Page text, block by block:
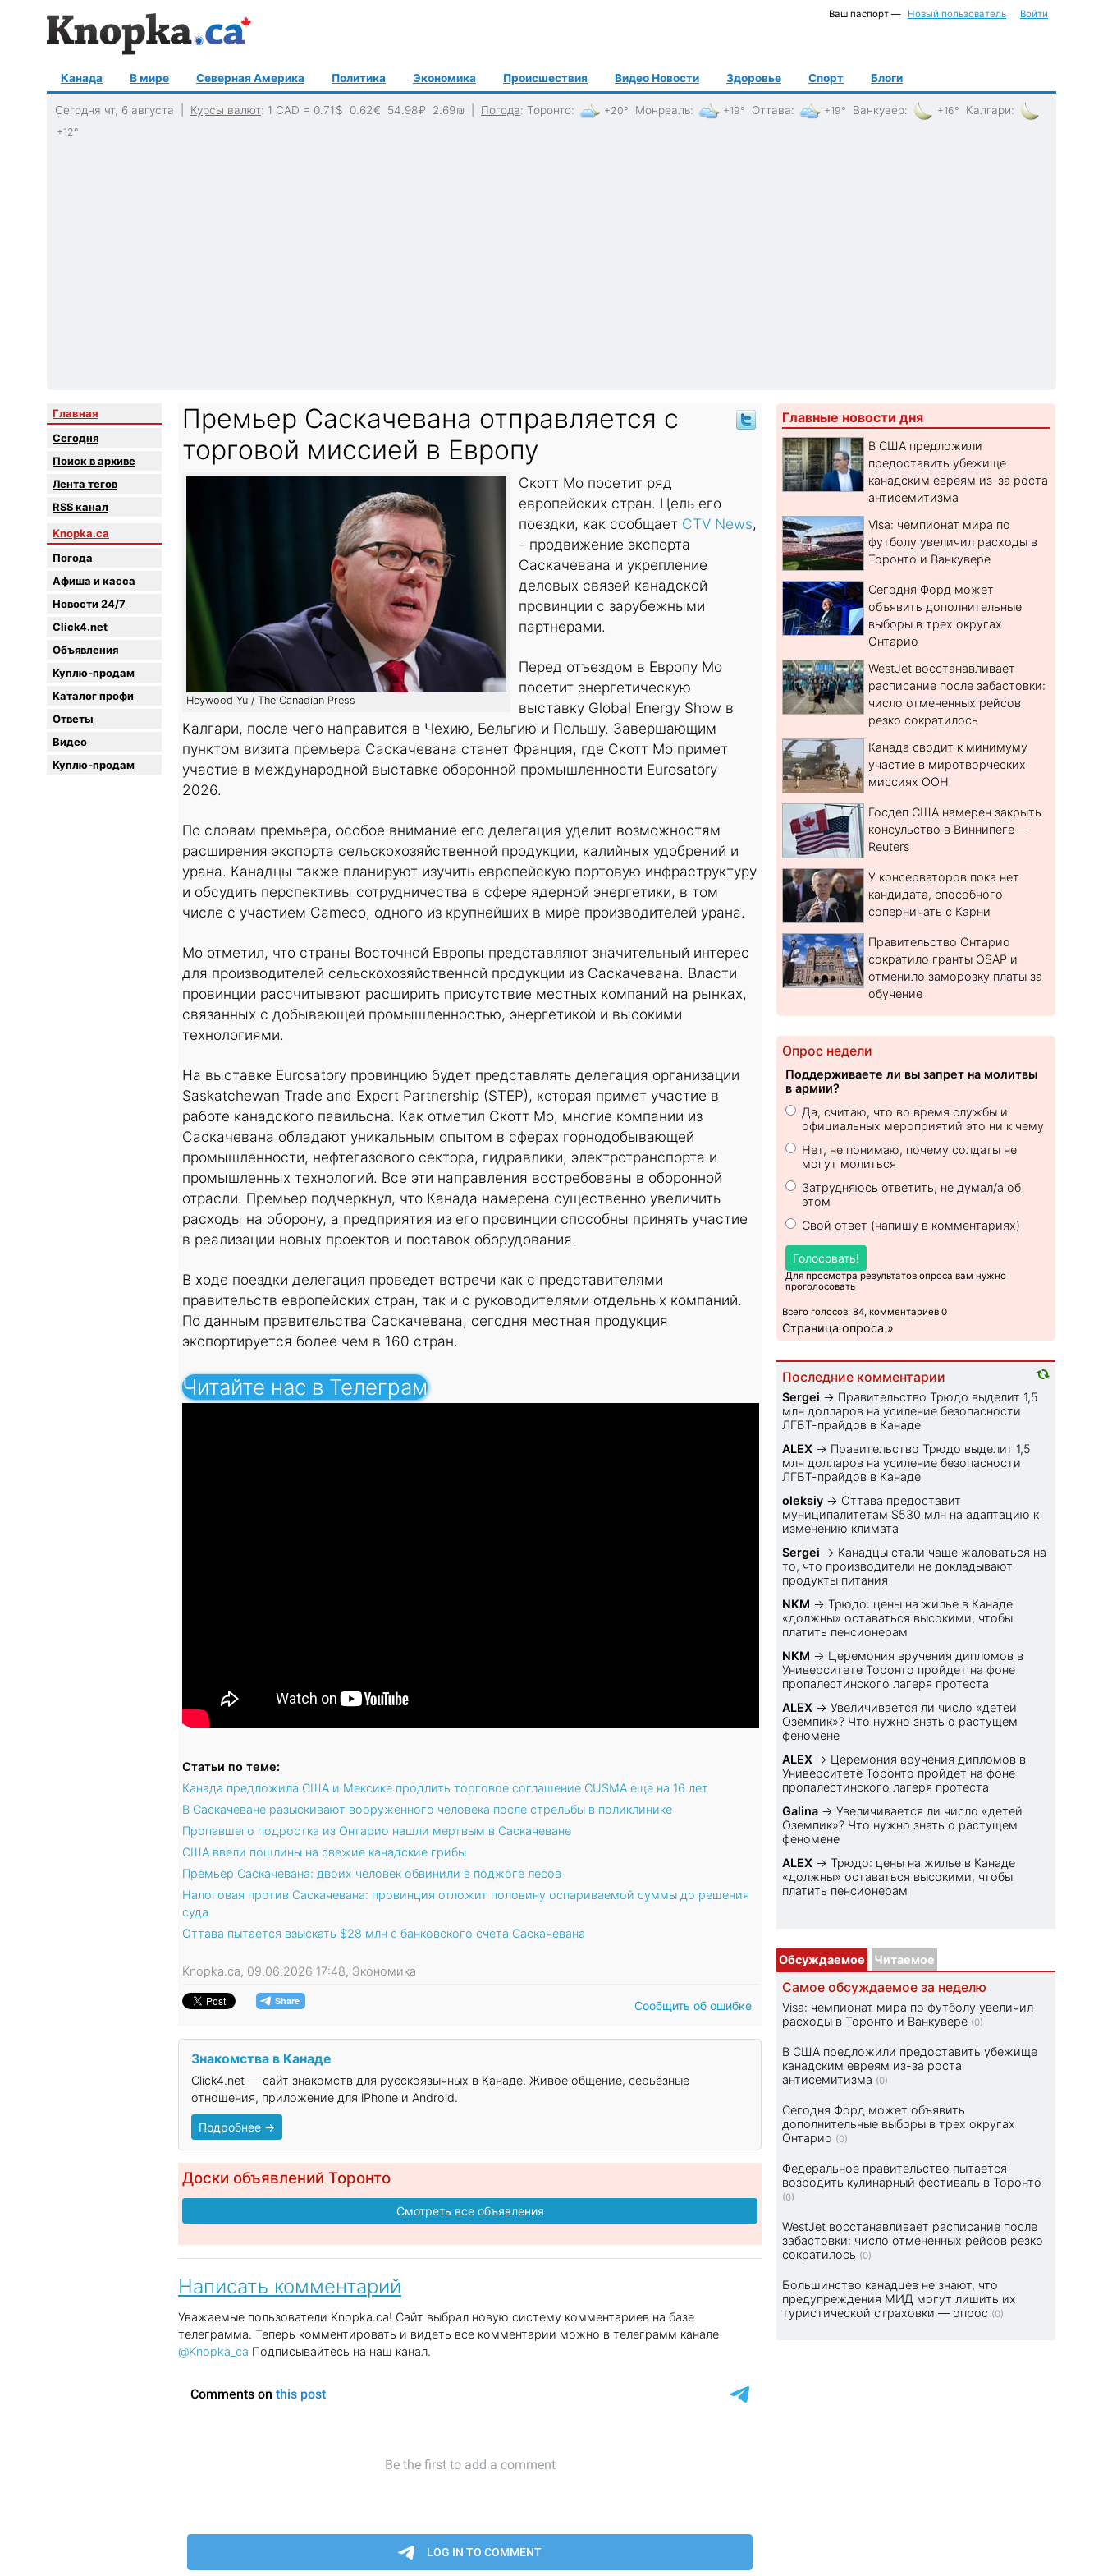
Ваш паспорт — Новый пользователь Войти
Канада В мире Северная Америка Политика Экономика Происшествия Видео Новости Здоровье Спорт Блоги
Сегодня чт, 6 августа | Курсы валют: 1 CAD = 0.71 $ 0.62€ 54.98₽ 2.69₪ Погода: Торонто: +20° Монреаль: +19° Оттава: +19° Ванкувер: +16° Калгари:
+12°
Главная
Сегодня
Поиск в архиве
Лента тегов
RSS канал
Knopka.ca
Погода
Афиша и касса
Новости 24/7
Click4.net
Объявления
Куплю-продам
Каталог профи
Oтветы
Видео
Куплю-продам
Премьер Саскачевана отправляется с
торговой миссией в Европу
Heywood Yu / The Canadian Press
Скотт Мо посетит ряд
европейских стран. Цель его
поездки, как сообщает CTV News,
- продвижение экспорта
Саскачевана и укрепление
деловых связей канадской
провинции с зарубежными
партнерами.
Перед отъездом в Европу Мо
посетит энергетическую
выставку Global Energy Show в
Калгари, после чего направится в Чехию, Бельгию и Польшу. Завершающим
пунктом визита премьера Саскачевана станет Франция, где Скотт Мо примет
участие в международной выставке оборонной промышленности Eurosatory
2026.
По словам премьера, особое внимание его делегация уделит возможностям
расширения экспорта сельскохозяйственной продукции, калийных удобрений и
урана. Канадцы также планируют изучить европейскую портовую инфраструктуру
и обсудить перспективы сотрудничества в сфере ядерной энергетики, в том
числе с участием Cameco, одного из крупнейших в мире производителей урана.
Мо отметил, что страны Восточной Европы представляют значительный интерес
для производителей сельскохозяйственной продукции из Саскачевана. Власти
провинции рассчитывают расширить присутствие местных компаний на рынках,
связанных с добывающей промышленностью, энергетикой и высокими
технологиями.
На выставке Eurosatory провинцию будет представлять делегация организации
Saskatchewan Trade and Export Partnership (STEP), которая примет участие в
работе канадского павильона. Как отметил Скотт Мо, многие компании из
Саскачевана обладают уникальным опытом в сферах горнодобывающей
промышленности, нефтегазового сектора, гидравлики, электротранспорта и
промышленных технологий. Все эти направления востребованы в оборонной
отрасли. Премьер подчеркнул, что Канада намерена существенно увеличить
расходы на оборону, а предприятия из его провинции способны принять участие
в реализации новых проектов и поставок оборудования.
В ходе поездки делегация проведет встречи как с представителями
правительств европейских стран, так и с руководителями отдельных компаний.
По данным правительства Саскачевана, сегодня местная продукция
экспортируется более чем в 160 стран.
Читайте нас в Телеграм
Статьи по теме:
Канада предложила США и Мексике продлить торговое соглашение CUSMA еще на 16 лет
В Саскачеване разыскивают вооруженного человека после стрельбы в поликлинике
Пропавшего подростка из Онтарио нашли мертвым в Саскачеване
США ввели пошлины на свежие канадские грибы
Премьер Саскачевана: двоих человек обвинили в поджоге лесов
Налоговая против Саскачевана: провинция отложит половину оспариваемой суммы до решения
суда
Оттава пытается взыскать $28 млн с банковского счета Саскачевана
Knopka.ca, 09.06.2026 17:48, Экономика
Сообщить об ошибке
Знакомства в Канаде
Click4.net — сайт знакомств для русскоязычных в Канаде. Живое общение, серьёзные
отношения, приложение для iPhone и Android.
Подробнее →
Доски объявлений Торонто
Смотреть все объявления
Написать комментарий
Уважаемые пользователи Knopka.ca! Сайт выбрал новую систему комментариев на базе
телеграмма. Теперь комментировать и видеть все комментарии можно в телеграмм канале
@Knopka_ca Подписывайтесь на наш канал.
Главные новости дня
В США предложили
предоставить убежище
канадским евреям из-за роста
антисемитизма
Visa: чемпионат мира по
футболу увеличил расходы в
Торонто и Ванкувере
Сегодня Форд может
объявить дополнительные
выборы в трех округах
Онтарио
WestJet восстанавливает
расписание после забастовки:
число отмененных рейсов
резко сократилось
Канада сводит к минимуму
участие в миротворческих
миссиях ООН
Госдеп США намерен закрыть
консульство в Виннипеге —
Reuters
У консерваторов пока нет
кандидата, способного
соперничать с Карни
Правительство Онтарио
сократило гранты OSAP и
отменило заморозку платы за
обучение
Опрос недели
Поддерживаете ли вы запрет на молитвы
в армии?
Да, считаю, что во время службы и
официальных мероприятий это ни к чему
Нет, не понимаю, почему солдаты не
могут молиться
Затрудняюсь ответить, не думал/а об
этом
Свой ответ (напишу в комментариях)
Голосовать!
Для просмотра результатов опроса вам нужно
проголосовать
Всего голосов: 84, комментариев 0
Страница опроса »
Последние комментарии
Sеrgei → Правительство Трюдо выделит 1,5
млн долларов на усиление безопасности
ЛГБТ-прайдов в Канаде
ALEX → Правительство Трюдо выделит 1,5
млн долларов на усиление безопасности
ЛГБТ-прайдов в Канаде
oleksiy → Оттава предоставит
муниципалитетам $530 млн на адаптацию к
изменению климата
Sеrgei → Канадцы стали чаще жаловаться на
то, что производители не докладывают
продукты питания
NKM →Трюдо: цены на жилье в Канаде
«должны» оставаться высокими, чтобы
платить пенсионерам
NKM → Церемония вручения дипломов в
Университете Торонто пройдет на фоне
пропалестинского лагеря протеста
ALEX →Увеличивается ли число «детей
Оземпик»? Что нужно знать о растущем
феномене
ALEX → Церемония вручения дипломов в
Университете Торонто пройдет на фоне
пропалестинского лагеря протеста
Galina →Увеличивается ли число «детей
Оземпик»? Что нужно знать о растущем
феномене
ALEX →Трюдо: цены на жилье в Канаде
«должны» оставаться высокими, чтобы
платить пенсионерам
Обсуждаемое Читаемое
Самое обсуждаемое за неделю
Visa: чемпионат мира по футболу увеличил
расходы в Торонто и Ванкувере (0)
В США предложили предоставить убежище
канадским евреям из-за роста
антисемитизма (0)
Сегодня Форд может объявить
дополнительные выборы в трех округах
Онтарио (0)
Федеральное правительство пытается
возродить кулинарный фестиваль в Торонто
(0)
WestJet восстанавливает расписание после
забастовки: число отмененных рейсов резко
сократилось (0)
Большинство канадцев не знают, что
предупреждения МИД могут лишить их
туристической страховки — опрос (0)